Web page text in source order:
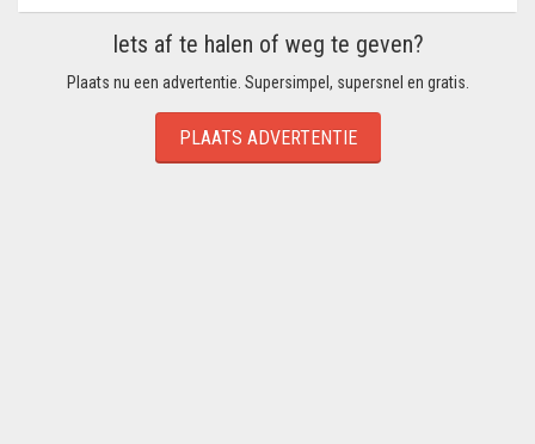
Iets af te halen of weg te geven?
Plaats nu een advertentie. Supersimpel, supersnel en gratis.
PLAATS ADVERTENTIE